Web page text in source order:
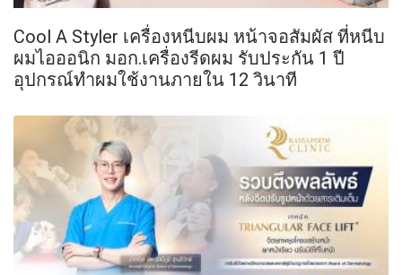
Cool A Styler เครื่องหนีบผม หน้าจอสัมผัส ที่หนีบ
ผมไอออนิก มอก.เครื่องรีดผม รับประกัน 1 ปี
อุปกรณ์ทำผมใช้งานภายใน 12 วินาที